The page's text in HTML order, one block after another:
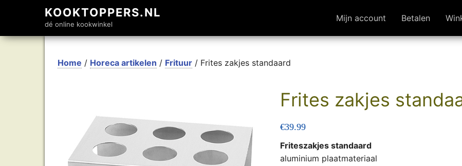
KOOKTOPPERS.NL
dé online kookwinkel
Mijn account Betalen
Home / Horeca artikelen / Frituur / Frites zakjes standaard
Frites zakjes
€39.99
Friteszakjes standaard
aluminium plaatmateriaal